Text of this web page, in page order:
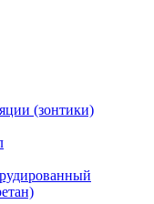
(зонтики)